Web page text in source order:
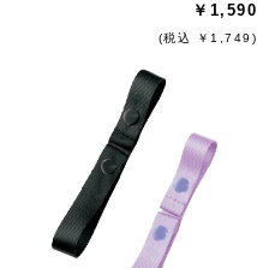
￥1,590
(税込 ￥1,749)